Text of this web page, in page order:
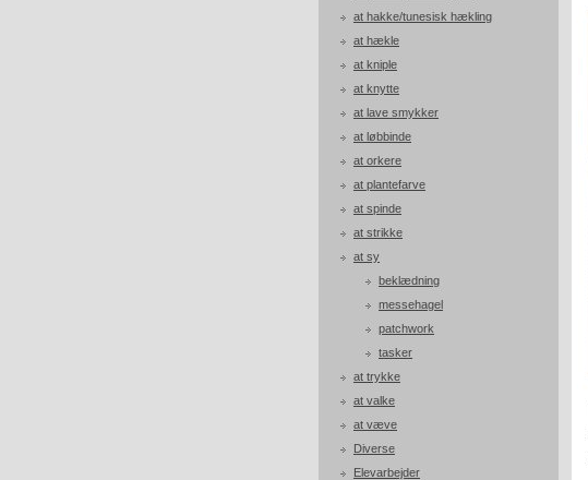
at hakke/tunesisk hækling
at hækle
at kniple
at knytte
at lave smykker
at løbbinde
at orkere
at plantefarve
at spinde
at strikke
at sy
beklædning
messehagel
patchwork
tasker
at trykke
at valke
at væve
Diverse
Elevarbejder